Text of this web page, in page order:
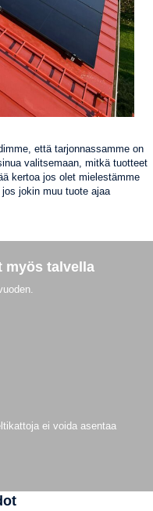
että tarjonnassamme on
valitsemaan, mitkä tuotteet
kertoa jos olet mielestämme
jokin muu tuote ajaa
myös talvella
ei voida asentaa